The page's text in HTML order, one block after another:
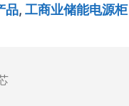
品, 工商业储能电源柜